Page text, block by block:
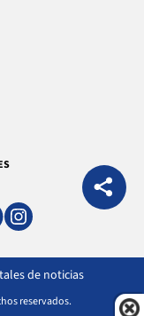
de noticias
reservados.